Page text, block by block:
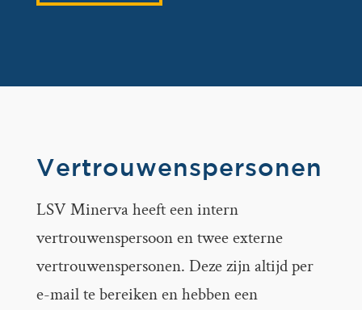
Vertrouwenspersonen
LSV Minerva heeft een intern
vertrouwenspersoon en twee externe
vertrouwenspersonen. Deze zijn altijd per
e-mail te bereiken en hebben een